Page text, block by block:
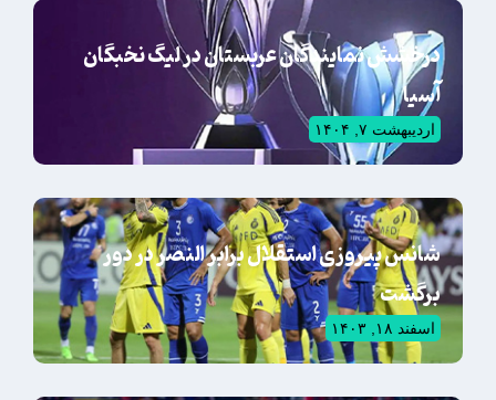
درخشش نمایندگان عربستان در لیگ نخبگان
آسیا
اردیبهشت ۷, ۱۴۰۴
شانس پیروزی استقلال برابر النصر در دور
برگشت
اسفند ۱۸, ۱۴۰۳